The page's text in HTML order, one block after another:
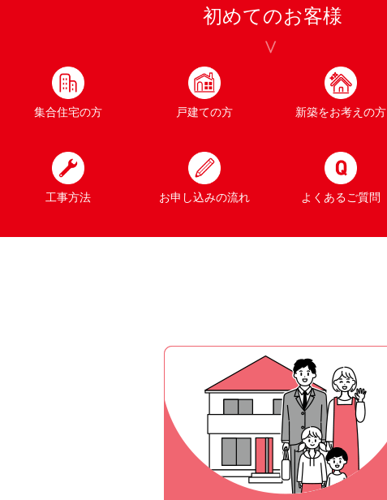
初めてのお客様
集合住宅の方 戸建ての方 新築をお考えの方
工事方法 お申し込みの流れ よくあるご質問